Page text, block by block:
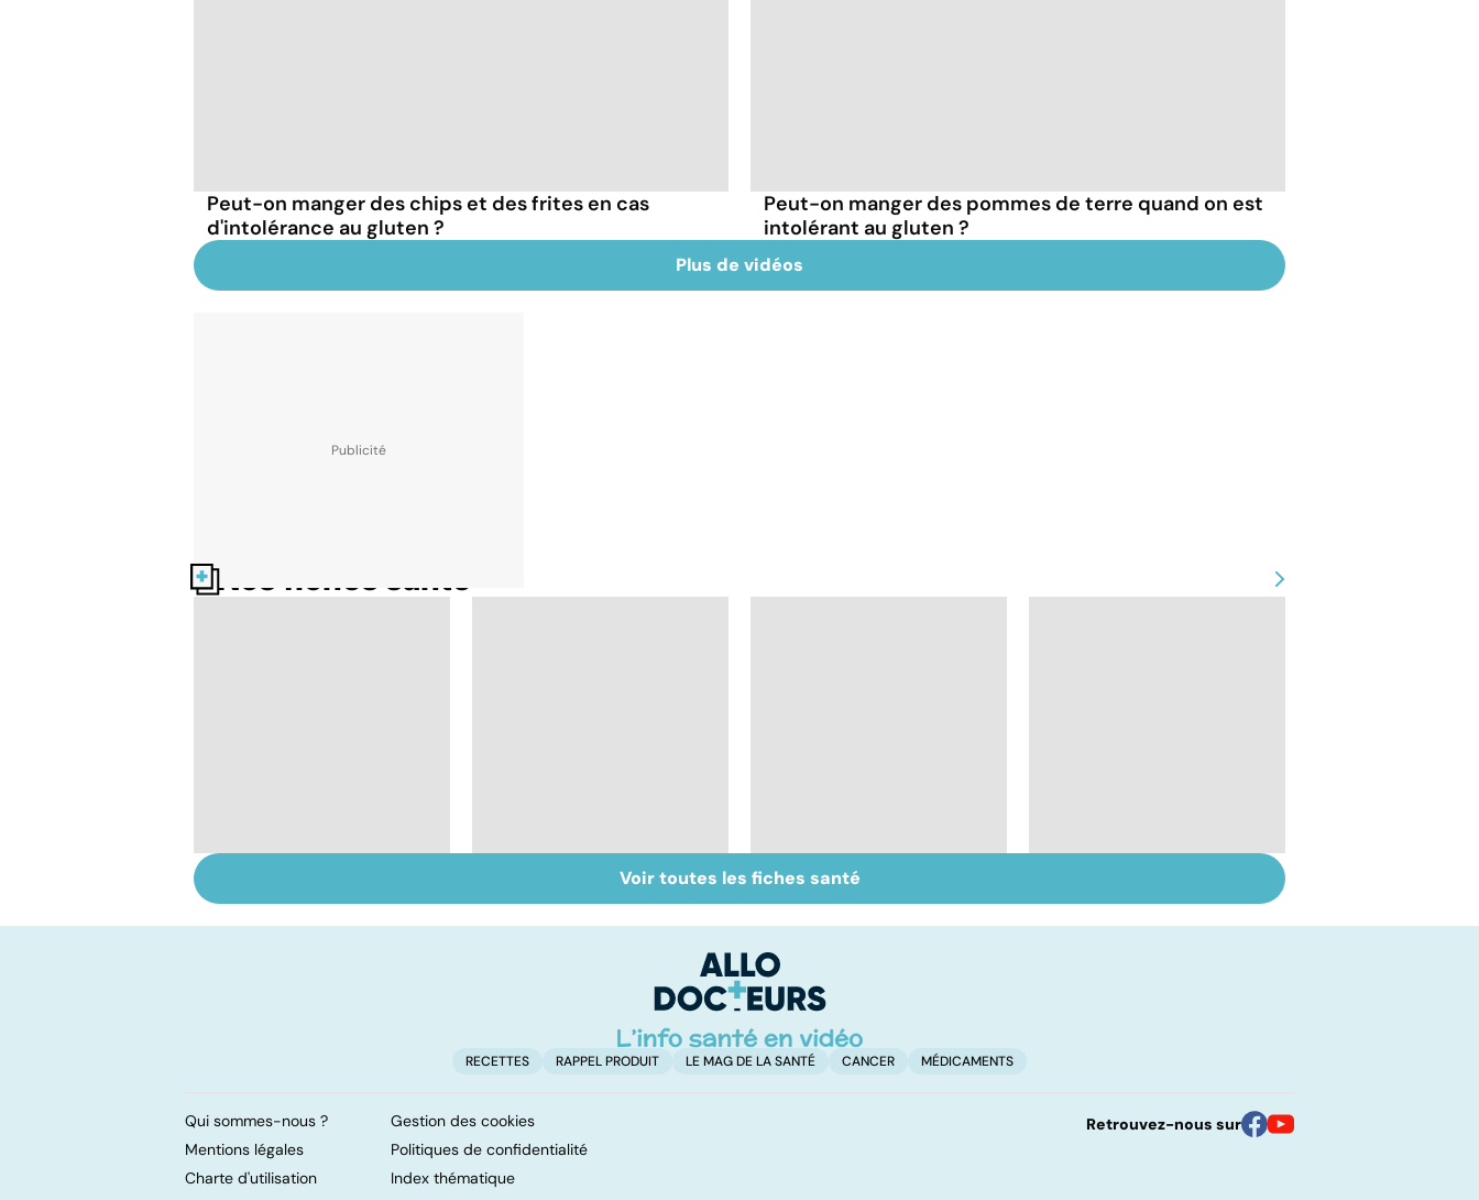
Peut-on manger des chips et des frites en cas
d'intolérance au gluten ?
Peut-on manger des pommes de terre quand on est
intolérant au gluten ?
Plus de vidéos
Nos fiches santé
mangeons-nous trop
Qu'est-ce que l'index
glycémique ?
Les féculents, un
carburant
l'obésité, le jour
Voir toutes les fiches santé
RECETTES RAPPEL PRODUIT LE MAG DE LA SANTÉ CANCER MÉDICAMENTS
Qui sommes-nous ?
Gestion des cookies
Mentions légales
Politiques de confidentialité
Charte d'utilisation
Index thématique
Retrouvez-nous sur